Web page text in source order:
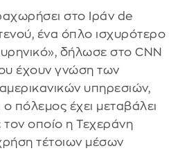
στο Ιράν de
ένα όπλο ισχυρότερο
δήλωσε στο CNN
έχουν γνώση των
υπηρεσιών,
ο πόλεμος έχει μεταβάλει
τον οποίο η Τεχεράνη
τέτοιων μέσων